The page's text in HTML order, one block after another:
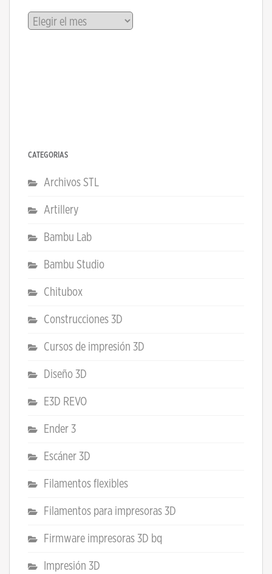
Archivos
CATEGORÍAS
Archivos STL
Artillery
Bambu Lab
Bambu Studio
Chitubox
Construcciones 3D
Cursos de impresión 3D
Diseño 3D
E3D REVO
Ender 3
Escáner 3D
Filamentos flexibles
Filamentos para impresoras 3D
Firmware impresoras 3D bq
Impresión 3D